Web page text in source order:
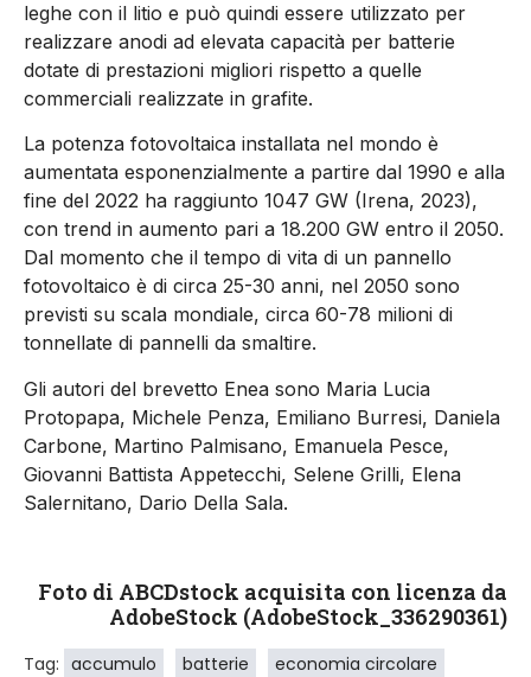
leghe con il litio e può quindi essere utilizzato per
realizzare anodi ad elevata capacità per batterie
dotate di prestazioni migliori rispetto a quelle
commerciali realizzate in grafite.
La potenza fotovoltaica installata nel mondo è
aumentata esponenzialmente a partire dal 1990 e alla
fine del 2022 ha raggiunto 1047 GW (Irena, 2023),
con trend in aumento pari a 18.200 GW entro il 2050.
Dal momento che il tempo di vita di un pannello
fotovoltaico è di circa 25-30 anni, nel 2050 sono
previsti su scala mondiale, circa 60-78 milioni di
tonnellate di pannelli da smaltire.
Gli autori del brevetto Enea sono Maria Lucia
Protopapa, Michele Penza, Emiliano Burresi, Daniela
Carbone, Martino Palmisano, Emanuela Pesce,
Giovanni Battista Appetecchi, Selene Grilli, Elena
Salernitano, Dario Della Sala.
Foto di ABCDstock acquisita con licenza da
AdobeStock (AdobeStock_336290361)
Tag: accumulo batterie economia circolare